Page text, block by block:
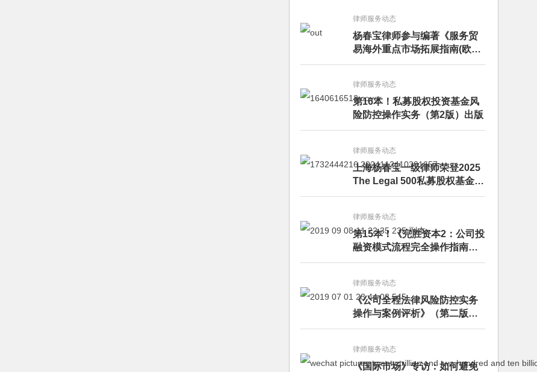
律师服务动态
杨春宝律师参与编著《服务贸
易海外重点市场拓展指南(欧洲
卷·意大利)》
律师服务动态
第16本！私募股权投资基金风
险防控操作实务（第2版）出版
律师服务动态
上海杨春宝一级律师荣登2025
The Legal 500私募股权基金律
师榜单
律师服务动态
第15本！《完胜资本2：公司投
融资模式流程完全操作指南》
（第四版）出版
律师服务动态
《公司全程法律风险防控实务
操作与案例评析》（第二版）
出版发行
律师服务动态
《国际市场》专访：如何避免